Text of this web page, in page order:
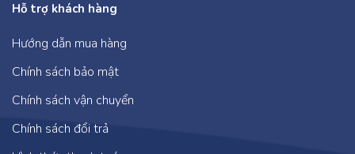
Hỗ trợ khách hàng
Hướng dẫn mua hàng
Chính sách bảo mật
Chính sách vận chuyển
Chính sách đổi trả